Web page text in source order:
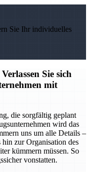
Sie Ihr individuelles
Sie sich
mit
die sorgfältig geplant
wird das
uns um alle Details –
zur Organisation des
kümmern müssen. So
vonstatten.